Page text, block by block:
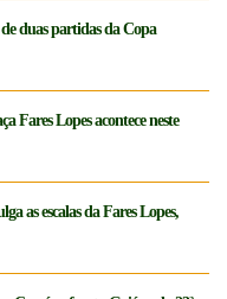
duas partidas da Copa
Fares Lopes acontece neste
as escalas da Fares Lopes,